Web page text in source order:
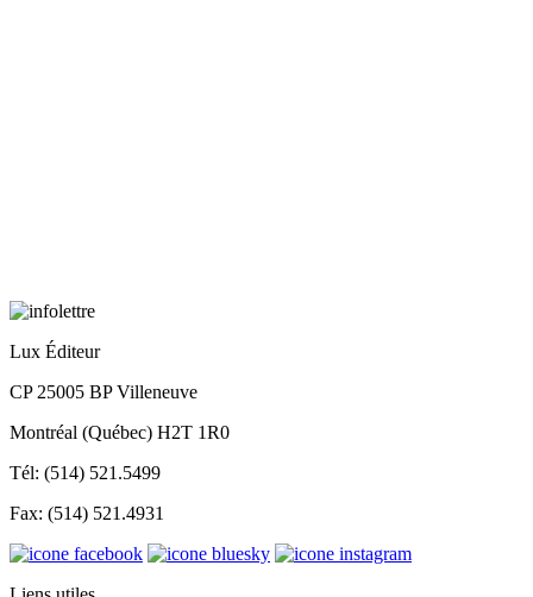
Lux Éditeur
CP 25005 BP Villeneuve
Montréal (Québec) H2T 1R0
Tél: (514) 521.5499
Fax: (514) 521.4931